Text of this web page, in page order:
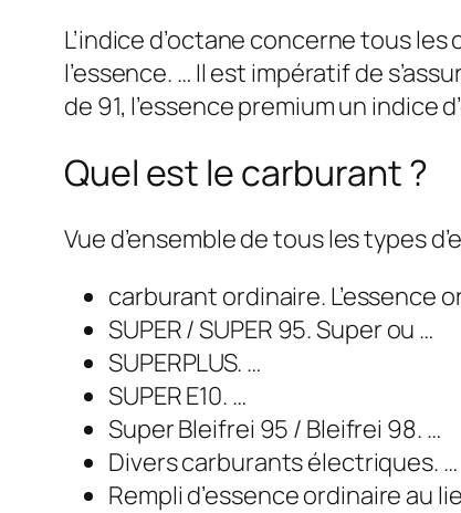
L’indice d’octane concerne tous
l’essence. … Il est impératif de
de 91, l’essence premium un indice
Quel est le carburant ?
Vue d’ensemble de tous les types
carburant ordinaire. L’essence
SUPER / SUPER 95. Super ou …
SUPERPLUS. …
SUPER E10. …
Super Bleifrei 95 / Bleifrei 98. …
Divers carburants électriques. …
Rempli d’essence ordinaire au